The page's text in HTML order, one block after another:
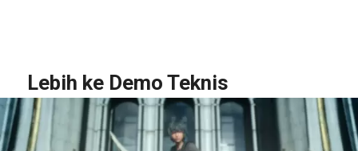
Lebih ke Demo Teknis